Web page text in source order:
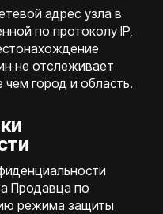
адрес узла в
по протоколу IP,
не отслеживает
город и область.
Продавца по
режима защиты